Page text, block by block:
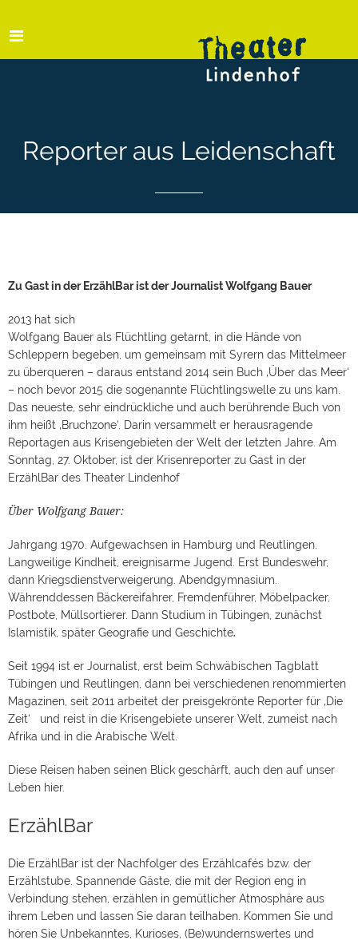
Reporter aus Leidenschaft
Zu Gast in der ErzählBar ist der Journalist Wolfgang Bauer
2013 hat sich
Wolfgang Bauer als Flüchtling getarnt, in die Hände von
Schleppern begeben, um gemeinsam mit Syrern das Mittelmeer
zu überqueren – daraus entstand 2014 sein Buch ‚Über das Meer‘
– noch bevor 2015 die sogenannte Flüchtlingswelle zu uns kam.
Das neueste, sehr eindrückliche und auch berührende Buch von
ihm heißt ‚Bruchzone‘. Darin versammelt er herausragende
Reportagen aus Krisengebieten der Welt der letzten Jahre. Am
Sonntag, 27. Oktober, ist der Krisenreporter zu Gast in der
ErzählBar des Theater Lindenhof
Über Wolfgang Bauer:
Jahrgang 1970. Aufgewachsen in Hamburg und Reutlingen.
Langweilige Kindheit, ereignisarme Jugend. Erst Bundeswehr,
dann Kriegsdienstverweigerung. Abendgymnasium.
Währenddessen Bäckereifahrer, Fremdenführer, Möbelpacker,
Postbote, Müllsortierer. Dann Studium in Tübingen, zunächst
Islamistik, später Geografie und Geschichte.
Seit 1994 ist er Journalist, erst beim Schwäbischen Tagblatt
Tübingen und Reutlingen, dann bei verschiedenen renommierten
Magazinen, seit 2011 arbeitet der preisgekrönte Reporter für ‚Die
Zeit‘ und reist in die Krisengebiete unserer Welt, zumeist nach
Afrika und in die Arabische Welt.
Diese Reisen haben seinen Blick geschärft, auch den auf unser
Leben hier.
ErzählBar
Die ErzählBar ist der Nachfolger des Erzählcafés bzw. der
Erzählstube. Spannende Gäste, die mit der Region eng in
Verbindung stehen, erzählen in gemütlicher Atmosphäre aus
ihrem Leben und lassen Sie daran teilhaben. Kommen Sie und
hören Sie Unbekanntes, Kurioses, (Be)wundernswertes und